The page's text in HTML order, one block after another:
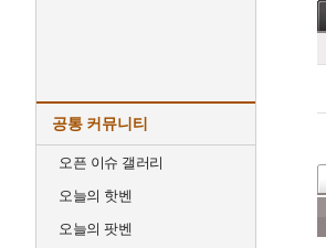
공통 커뮤니티
오픈 이슈 갤러리
오늘의 핫벤
오늘의 팟벤